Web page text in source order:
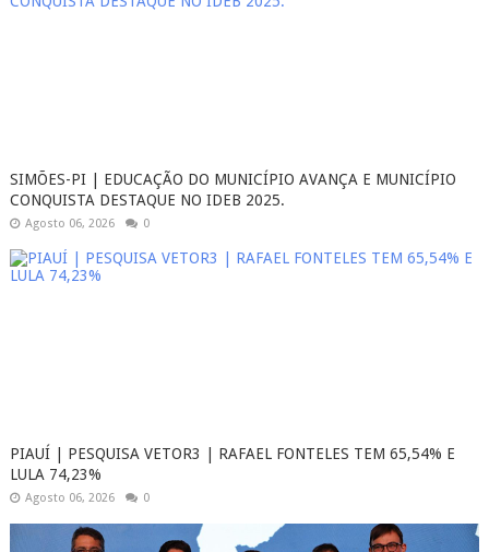
SIMÕES-PI | EDUCAÇÃO DO MUNICÍPIO AVANÇA E MUNICÍPIO
CONQUISTA DESTAQUE NO IDEB 2025.
Agosto 06, 2026 0
PIAUÍ | PESQUISA VETOR3 | RAFAEL FONTELES TEM 65,54% E
LULA 74,23%
Agosto 06, 2026 0